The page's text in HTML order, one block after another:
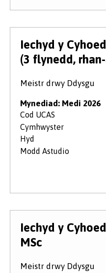
Iechyd y
(3 flynedd,
Meistr drwy Ddysgu
Mynediad: Medi 2026
Cod UCAS
Cymhwyster
Hyd
Modd Astudio
Iechyd y
MSc
Meistr drwy Ddysgu